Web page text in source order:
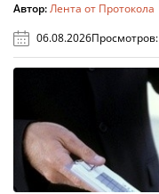
Автор:Лента от Протокола
06.08.2026Просмотров: